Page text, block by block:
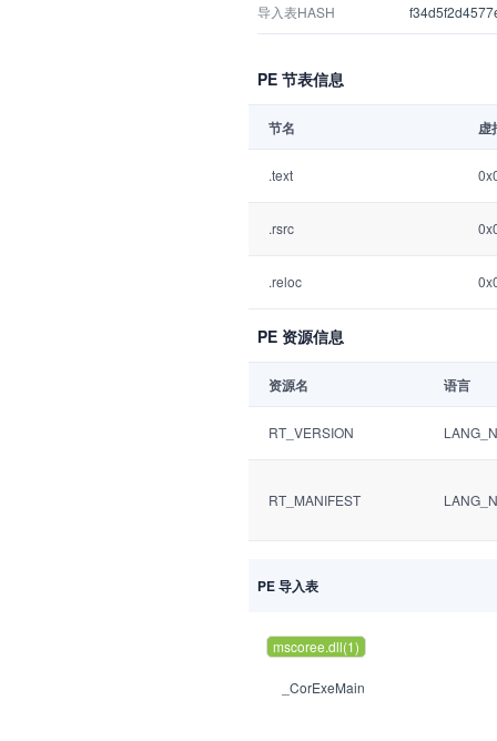
导入表HASH
PE 节表信息
节名 虚
.text
.rsrc
.reloc
PE 资源信息
资源名 语言
RT_VERSION
RT_MANIFEST
PE 导入表
mscoree.dll(1)
_CorExeMain